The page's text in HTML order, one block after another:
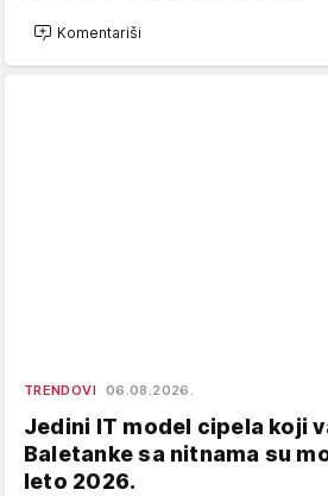
Komentariši
TRENDOVI 06.08.2026.
Jedini IT model cipela koji
Baletanke sa nitnama su
leto 2026.